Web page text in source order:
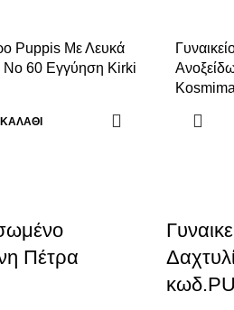
Puppis Με Λευκά
Νο 60 Εγγύηση Kirki
Πέτρα